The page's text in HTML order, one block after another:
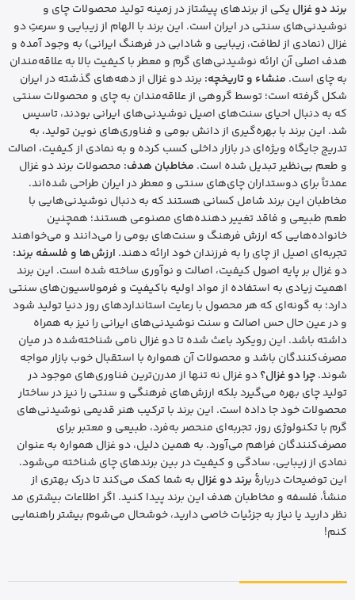
برند دو غزال یکی از برندهای پیشتاز در زمینه تولید محصولات چای و
نوشیدنی‌های سنتی در ایران است. این برند با الهام از زیبایی و سرعتِ دو
غزال (نمادی از لطافت، زیبایی و شادابی در فرهنگ ایرانی) به وجود آمده و
هدف اصلی آن ارائه نوشیدنی‌های گرم و معطر با کیفیت بالا به علاقه‌مندان
به چای است. منشاء و تاریخچه: برند دو غزال از دهه‌های گذشته در ایران
شکل گرفته است؛ توسط گروهی از علاقه‌مندان به چای و محصولات سنتی
که به دنبال احیای سنت‌های اصیل نوشیدنی‌های ایرانی بودند، تاسیس
شد. این برند با بهره‌گیری از دانش بومی و فناوری‌های نوین تولید، به
تدریج جایگاه ویژه‌ای در بازار داخلی کسب کرده و به نمادی از کیفیت، اصالت
و طعم بی‌نظیر تبدیل شده است. مخاطبان هدف: محصولات برند دو غزال
عمدتاً برای دوستداران چای‌های سنتی و معطر در ایران طراحی شده‌اند.
مخاطبان این برند شامل کسانی هستند که به دنبال نوشیدنی‌هایی با
طعم طبیعی و فاقد تغییر دهنده‌های مصنوعی هستند؛ همچنین
خانواده‌هایی که ارزش فرهنگ و سنت‌های بومی را می‌دانند و می‌خواهند
تجربه‌ای اصیل از چای را به فرزندان خود ارائه دهند. ارزش‌ها و فلسفه برند:
دو غزال بر پایه اصول کیفیت، اصالت و نوآوری ساخته شده است. این برند
اهمیت زیادی به استفاده از مواد اولیه باکیفیت و فرمولاسیون‌های سنتی
دارد؛ به گونه‌ای که هر محصول با رعایت استانداردهای روز دنیا تولید شود
و در عین حال حس اصالت و سنت نوشیدنی‌های ایرانی را نیز به همراه
داشته باشد. این رویکرد باعث شده تا دو غزال نامی شناخته‌شده در میان
مصرف‌کنندگان باشد و محصولات آن همواره با استقبال خوب بازار مواجه
شوند.چرا دو غزال؟دو غزال نه تنها از مدرن‌ترین فناوری‌های موجود در
تولید چای بهره می‌گیرد بلکه ارزش‌های فرهنگی و سنتی را نیز در ساختار
محصولات خود جا داده است. این برند با ترکیب هنر قدیمی نوشیدنی‌های
گرم با تکنولوژی روز، تجربه‌ای منحصر به‌فرد، طبیعی و معتبر برای
مصرف‌کنندگان فراهم می‌آورد. به همین دلیل، دو غزال همواره به عنوان
نمادی از زیبایی، سادگی و کیفیت در بین برندهای چای شناخته می‌شود.
این توضیحات دربارهٔ برند دو غزال به شما کمک می‌کند تا درک بهتری از
منشأ، فلسفه و مخاطبان هدف این برند پیدا کنید. اگر اطلاعات بیشتری مد
نظر دارید یا نیاز به جزئیات خاصی دارید، خوشحال می‌شوم بیشتر راهنمایی
کنم!